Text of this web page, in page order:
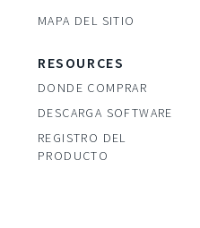
MAPA DEL SITIO
RESOURCES
DONDE COMPRAR
DESCARGA SOFTWARE
REGISTRO DEL
PRODUCTO